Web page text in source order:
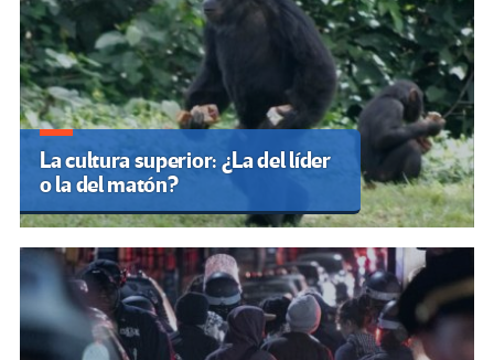
La cultura superior: ¿La del líder
o la del matón?